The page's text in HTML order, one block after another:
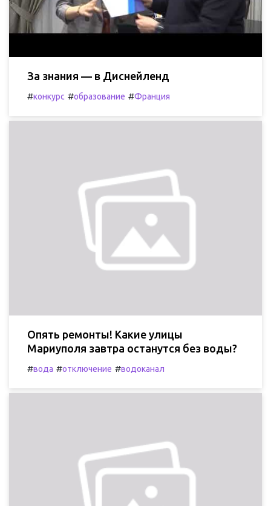
За знания — в Диснейленд
#конкурс #образование #Франция
Опять ремонты! Какие улицы
Мариуполя завтра останутся без воды?
#вода #отключение #водоканал